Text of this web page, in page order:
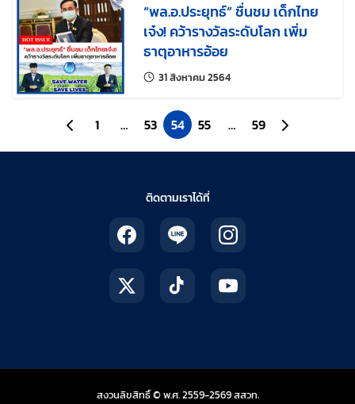
“พล.อ.ประยุทธ์” ชื่นชม เด็กไทย
เจ๋ง! คว้ารางวัลระดับโลก เพิ่ม
ธาตุอาหารอ้อย
31 สิงหาคม 2564แก้ไขล่าสุดเมื่อ:
ไปยังหน้าก่อนหน้า
1 … 53 54 55 … 59 ไปยังหน้าถัดไป
ติดตามเราได้ที่
สงวนลิขสิทธิ์ © พ.ศ. 2559-2569สสวท.สถาบันส่งเสริมการสอ